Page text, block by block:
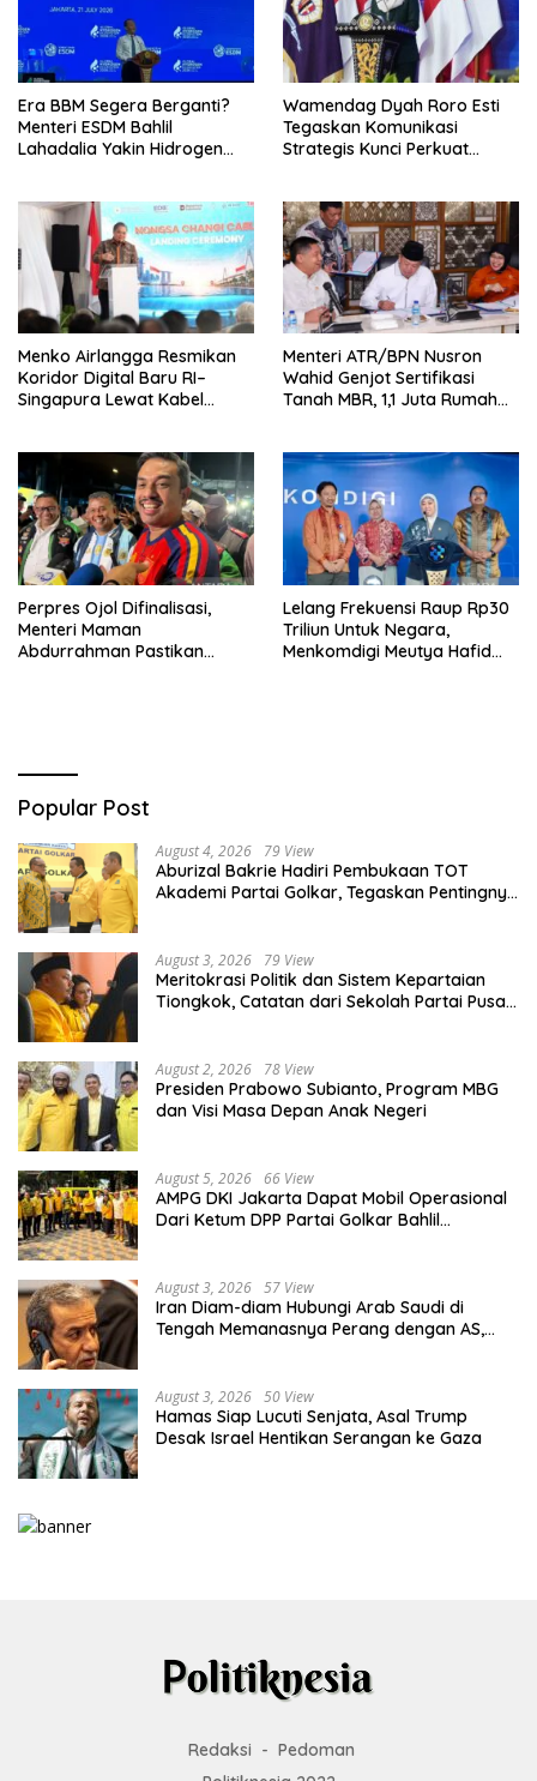
Era BBM Segera Berganti?
Menteri ESDM Bahlil
Lahadalia Yakin Hidrogen
Wamendag Dyah Roro Esti
Tegaskan Komunikasi
Strategis Kunci Perkuat
Menko Airlangga Resmikan
Koridor Digital Baru RI–
Singapura Lewat Kabel
Menteri ATR/BPN Nusron
Wahid Genjot Sertifikasi
Tanah MBR, 1,1 Juta Rumah
Perpres Ojol Difinalisasi,
Menteri Maman
Abdurrahman Pastikan
Lelang Frekuensi Raup Rp30
Triliun Untuk Negara,
Menkomdigi Meutya Hafid
Popular Post
August 4, 2026 79 View
Aburizal Bakrie Hadiri Pembukaan TOT
Akademi Partai Golkar, Tegaskan Pentingnya
August 3, 2026 79 View
Meritokrasi Politik dan Sistem Kepartaian
Tiongkok, Catatan dari Sekolah Partai Pusat
August 2, 2026 78 View
Presiden Prabowo Subianto, Program MBG
dan Visi Masa Depan Anak Negeri
August 5, 2026 66 View
AMPG DKI Jakarta Dapat Mobil Operasional
Dari Ketum DPP Partai Golkar Bahlil
August 3, 2026 57 View
Iran Diam-diam Hubungi Arab Saudi di
Tengah Memanasnya Perang dengan AS,
August 3, 2026 50 View
Hamas Siap Lucuti Senjata, Asal Trump
Desak Israel Hentikan Serangan ke Gaza
Redaksi
Pedoman